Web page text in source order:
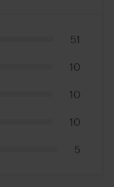
51
10
10
10
5